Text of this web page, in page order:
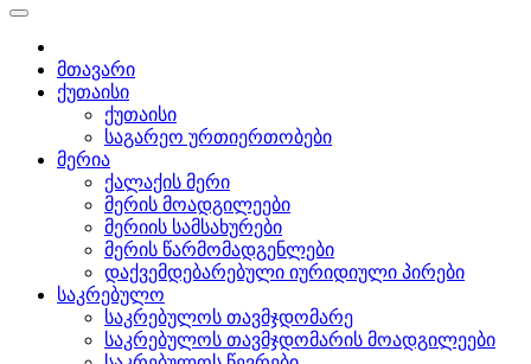
მთავარი
ქუთაისი
ქუთაისი
საგარეო ურთიერთობები
მერია
ქალაქის მერი
მერის მოადგილეები
მერიის სამსახურები
მერის წარმომადგენლები
დაქვემდებარებული იურიდიული პირები
საკრებულო
საკრებულოს თავმჯდომარე
საკრებულოს თავმჯდომარის მოადგილეები